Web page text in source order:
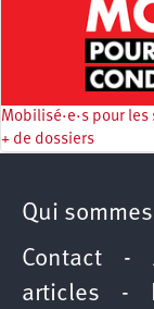
Mobilisé·e·s pour
+ de dossiers
Qui
Contact -
articles -